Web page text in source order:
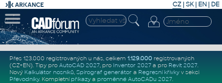
CZ | SK| EN | DE
Přes 123.000 registrovaných u nás, celkem 1.129.000registrovaných
(CZ+EN). Tipy pro AutoCAD 2027, pro Inventor 2027a pro Revit 2027.
Nový Kalkulátor nosníků, Spirograf generátor a Regresní křivkyv sekci
Převodníky. Kompletní příkazya proměnné AutoCADu 2027.